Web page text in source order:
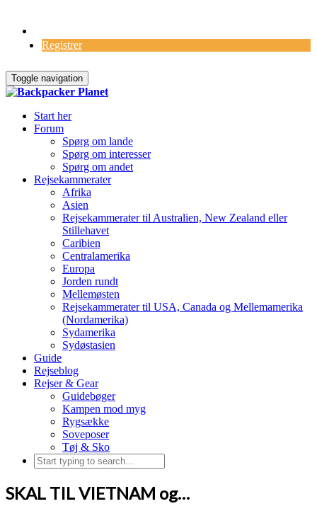
Registrer
Toggle navigation
Start her
Forum
Spørg om lande
Spørg om interesser
Spørg om andet
Rejsekammerater
Afrika
Asien
Rejsekammerater til Australien, New Zealand eller
Stillehavet
Caribien
Centralamerika
Europa
Jorden rundt
Mellemøsten
Rejsekammerater til USA, Canada og Mellemamerika
(Nordamerika)
Sydamerika
Sydøstasien
Guide
Rejseblog
Rejser & Gear
Guidebøger
Kampen mod myg
Rygsække
Soveposer
Tøj & Sko
SKAL TIL VIETNAM og…